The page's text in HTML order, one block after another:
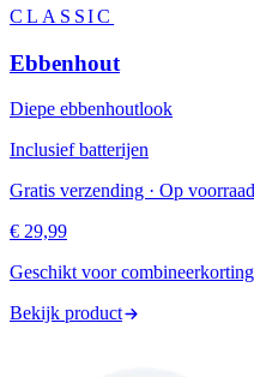
CLASSIC
Ebbenhout
Diepe ebbenhoutlook
Inclusief batterijen
Gratis verzending · Op
€ 29,99
Geschikt voor combineerkorting
Bekijk product